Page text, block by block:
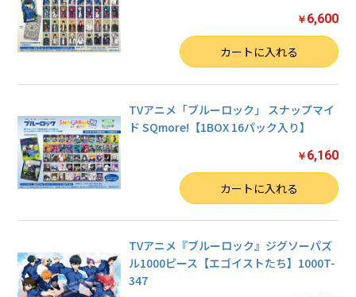
￥ 6,600
カートに入れる
TVアニメ「ブルーロック」 スナップマイ
ド SQmore!【1BOX 16パック入り】
￥ 6,160
カートに入れる
TVアニメ『ブルーロック』ジグソーパズ
ル1000ピース【エゴイストたち】1000T-
347